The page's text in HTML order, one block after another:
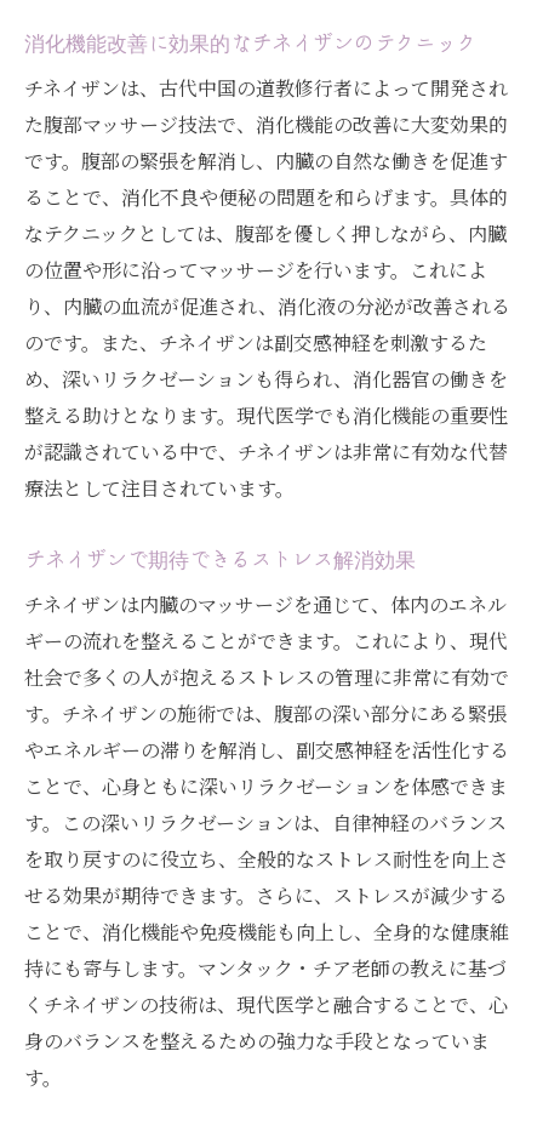
消化機能改善に効果的なチネイザンのテクニック
チネイザンは、古代中国の道教修行者によって開発され
た腹部マッサージ技法で、消化機能の改善に大変効果的
です。腹部の緊張を解消し、内臓の自然な働きを促進す
ることで、消化不良や便秘の問題を和らげます。具体的
なテクニックとしては、腹部を優しく押しながら、内臓
の位置や形に沿ってマッサージを行います。これによ
り、内臓の血流が促進され、消化液の分泌が改善される
のです。また、チネイザンは副交感神経を刺激するた
め、深いリラクゼーションも得られ、消化器官の働きを
整える助けとなります。現代医学でも消化機能の重要性
が認識されている中で、チネイザンは非常に有効な代替
療法として注目されています。
チネイザンで期待できるストレス解消効果
チネイザンは内臓のマッサージを通じて、体内のエネル
ギーの流れを整えることができます。これにより、現代
社会で多くの人が抱えるストレスの管理に非常に有効で
す。チネイザンの施術では、腹部の深い部分にある緊張
やエネルギーの滞りを解消し、副交感神経を活性化する
ことで、心身ともに深いリラクゼーションを体感できま
す。この深いリラクゼーションは、自律神経のバランス
を取り戻すのに役立ち、全般的なストレス耐性を向上さ
せる効果が期待できます。さらに、ストレスが減少する
ことで、消化機能や免疫機能も向上し、全身的な健康維
持にも寄与します。マンタック・チア老師の教えに基づ
くチネイザンの技術は、現代医学と融合することで、心
身のバランスを整えるための強力な手段となっていま
す。